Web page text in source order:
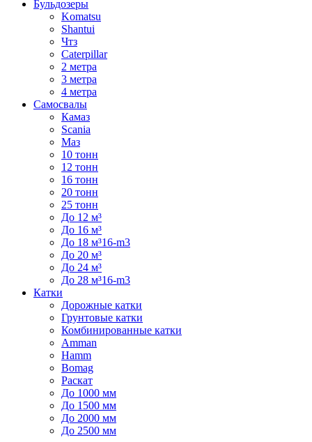
Бульдозеры
Komatsu
Shantui
Чтз
Caterpillar
2 метра
3 метра
4 метра
Самосвалы
Камаз
Scania
Маз
10 тонн
12 тонн
16 тонн
20 тонн
25 тонн
До 12 м³
До 16 м³
До 18 м³16-m3
До 20 м³
До 24 м³
До 28 м³16-m3
Катки
Дорожные катки
Грунтовые катки
Комбинированные катки
Amman
Hamm
Bomag
Раскат
До 1000 мм
До 1500 мм
До 2000 мм
До 2500 мм